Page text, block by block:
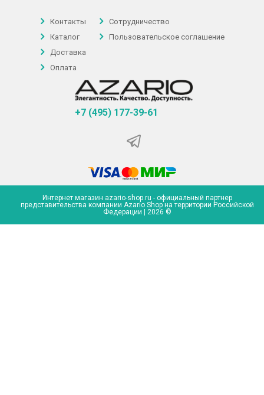
Контакты
Каталог
Доставка
Оплата
Сотрудничество
Пользовательское соглашение
+7 (495) 177-39-61
Интернет магазин azario-shop.ru - официальный партнер
представительства компании Azario Shop на территории Российской
Федерации | 2026 ©